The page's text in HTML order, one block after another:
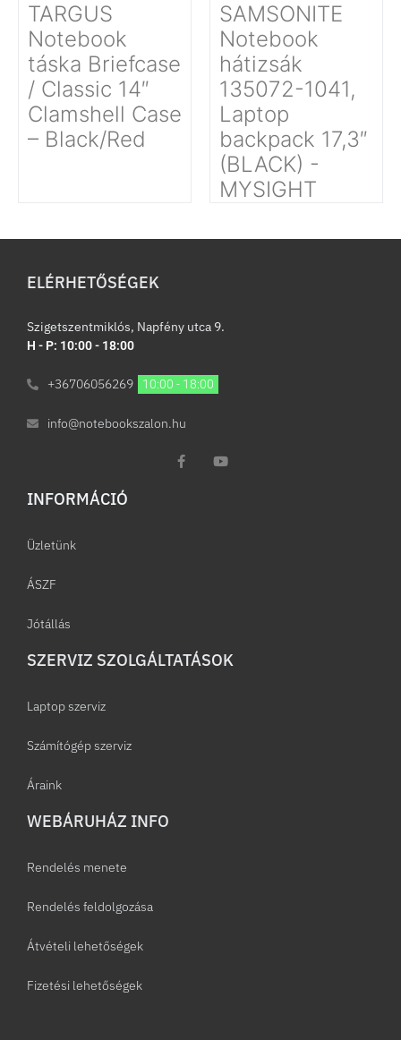
TARGUS
Notebook
táska Briefcase
/ Classic 14″
Clamshell Case
– Black/Red
SAMSONITE
Notebook
hátizsák
135072-1041,
Laptop
backpack 17,3″
(BLACK) -
MYSIGHT
ELÉRHETŐSÉGEK
Szigetszentmiklós, Napfény utca 9.
H - P: 10:00 - 18:00
+36706056269 10:00 - 18:00
info@notebookszalon.hu
INFORMÁCIÓ​
Üzletünk
ÁSZF
Jótállás
SZERVIZ SZOLGÁLTATÁSOK
Laptop szerviz
Számítógép szerviz
Áraink
WEBÁRUHÁZ INFO
Rendelés menete
Rendelés feldolgozása
Átvételi lehetőségek
Fizetési lehetőségek